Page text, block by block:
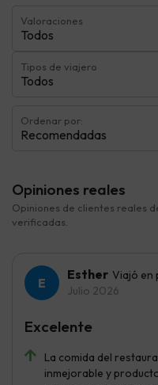
Valoraciones
Todos
Tipos de viajero
Todos
Ordenar por:
Recomendadas
Opiniones reales
Opiniones de clientes reales
verificadas.
Esther Viajó en
Julio 2026
La comida del
inmejorable y
Excelente